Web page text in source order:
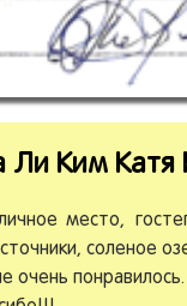
Ли Ким
место,
соленое
очень понравилось.